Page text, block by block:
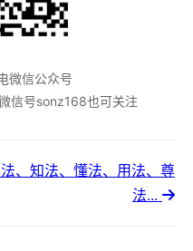
微信公众号
信号sonz168也可关注
、知法、懂法、用法、尊
法...